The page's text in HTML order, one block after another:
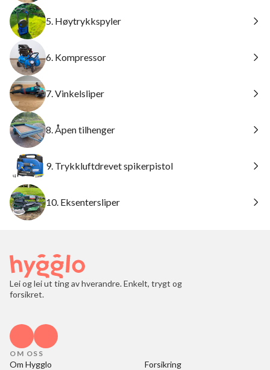
5. Høytrykkspyler
6. Kompressor
7. Vinkelsliper
8. Åpen tilhenger
9. Trykkluftdrevet spikerpistol
10. Eksentersliper
Lei og lei ut ting av hverandre. Enkelt, trygt og
forsikret.
OM OSS
Om Hygglo Forsikring